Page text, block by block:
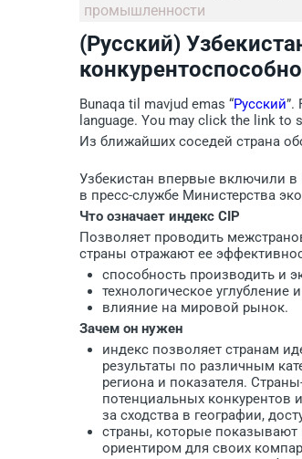
промышленности
(Русский)
Bunaqa til mavjud emas “Русский”.
language. You may click the link to
Из ближайших соседей страна
Узбекистан впервые включили
в пресс-службе Министерства
Что означает индекс CIP
Позволяет проводить
страны отражают ее
способность производить и
технологическое углубление
влияние на мировой рынок.
Зачем он нужен
индекс позволяет странам
результаты по различным
региона и показателя.
потенциальных
за сходства в географии,
страны, которые показывают
ориентиром для своих